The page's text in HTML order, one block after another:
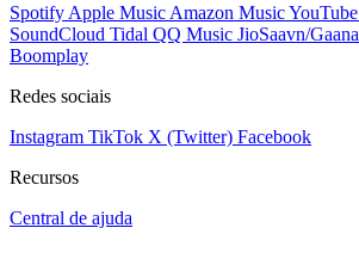
Spotify Apple Music Amazon MusicYouTube
SoundCloud Tidal QQ Music JioSaavn/Gaana
Boomplay
Redes sociais
Instagram TikTok X (Twitter) Facebook
Recursos
Central de ajuda